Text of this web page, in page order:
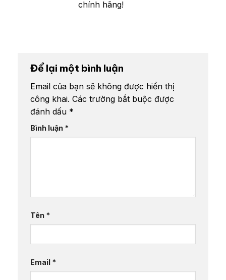
chính hãng!
Để lại một bình luận
Email của bạn sẽ không được hiển thị
công khai. Các trường bắt buộc được
đánh dấu *
Bình luận *
Tên *
Email *